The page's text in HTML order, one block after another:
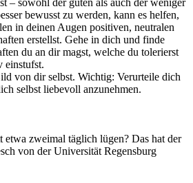
– sowohl der guten als auch der weniger
bewusst zu werden, kann es helfen,
in deinen Augen positiven, neutralen
erstellst. Gehe in dich und finde
du an dir magst, welche du tolerierst
einstufst.
von dir selbst. Wichtig: Verurteile dich
selbst liebevoll anzunehmen.
etwa zweimal täglich lügen? Das hat der
von der Universität Regensburg